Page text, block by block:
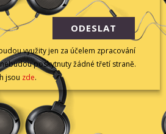
využity jen za účelem zpracování
poskytnuty žádné třetí straně.
jsou zde.